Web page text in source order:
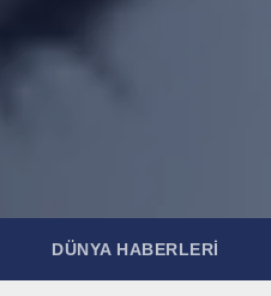
DÜNYA HABERLERI